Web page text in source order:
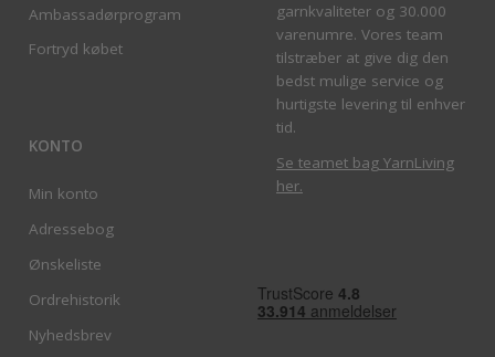
Ambassadørprogram
Fortryd købet
KONTO
Min konto
Adressebog
Ønskeliste
Ordrehistorik
Nyhedsbrev
garnkvaliteter og 30.000
varenumre. Vores team
tilstræber at give dig den
bedst mulige service og
hurtigste levering til enhver
tid.
Se teamet bag YarnLiving
her.